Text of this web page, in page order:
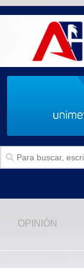
Politica
OPINIÓN